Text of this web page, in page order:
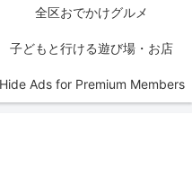
全区おでかけグルメ
子どもと行ける遊び場・お店
Hide Ads for Premium Members